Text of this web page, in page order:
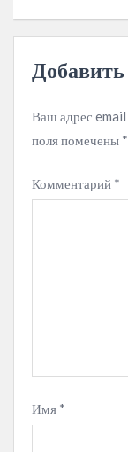
Ваш адрес email
поля помечены *
Комментарий *
Имя *